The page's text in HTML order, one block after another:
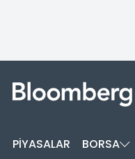
PİYASALAR BORSA